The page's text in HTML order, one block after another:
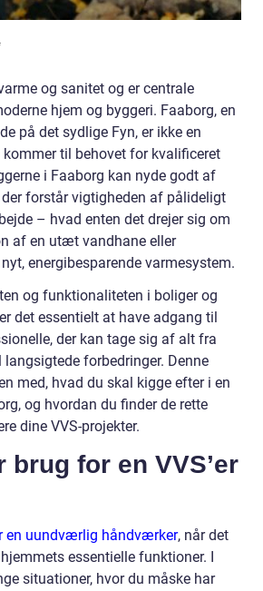
og sanitet og er centrale
hjem og byggeri. Faaborg, en
på det sydlige Fyn, er ikke en
kommer til behovet for kvalificeret
i Faaborg kan nyde godt af
der forstår vigtigheden af pålideligt
– hvad enten det drejer sig om
af en utæt vandhane eller
energibesparende varmesystem.
og funktionaliteten i boliger og
det essentielt at have adgang til
der kan tage sig af alt fra
forbedringer. Denne
med, hvad du skal kigge efter i en
og hvordan du finder de rette
dine VVS-projekter.
brug for en VVS’er
en uundværlig håndværker, når det
essentielle funktioner. I
situationer, hvor du måske har